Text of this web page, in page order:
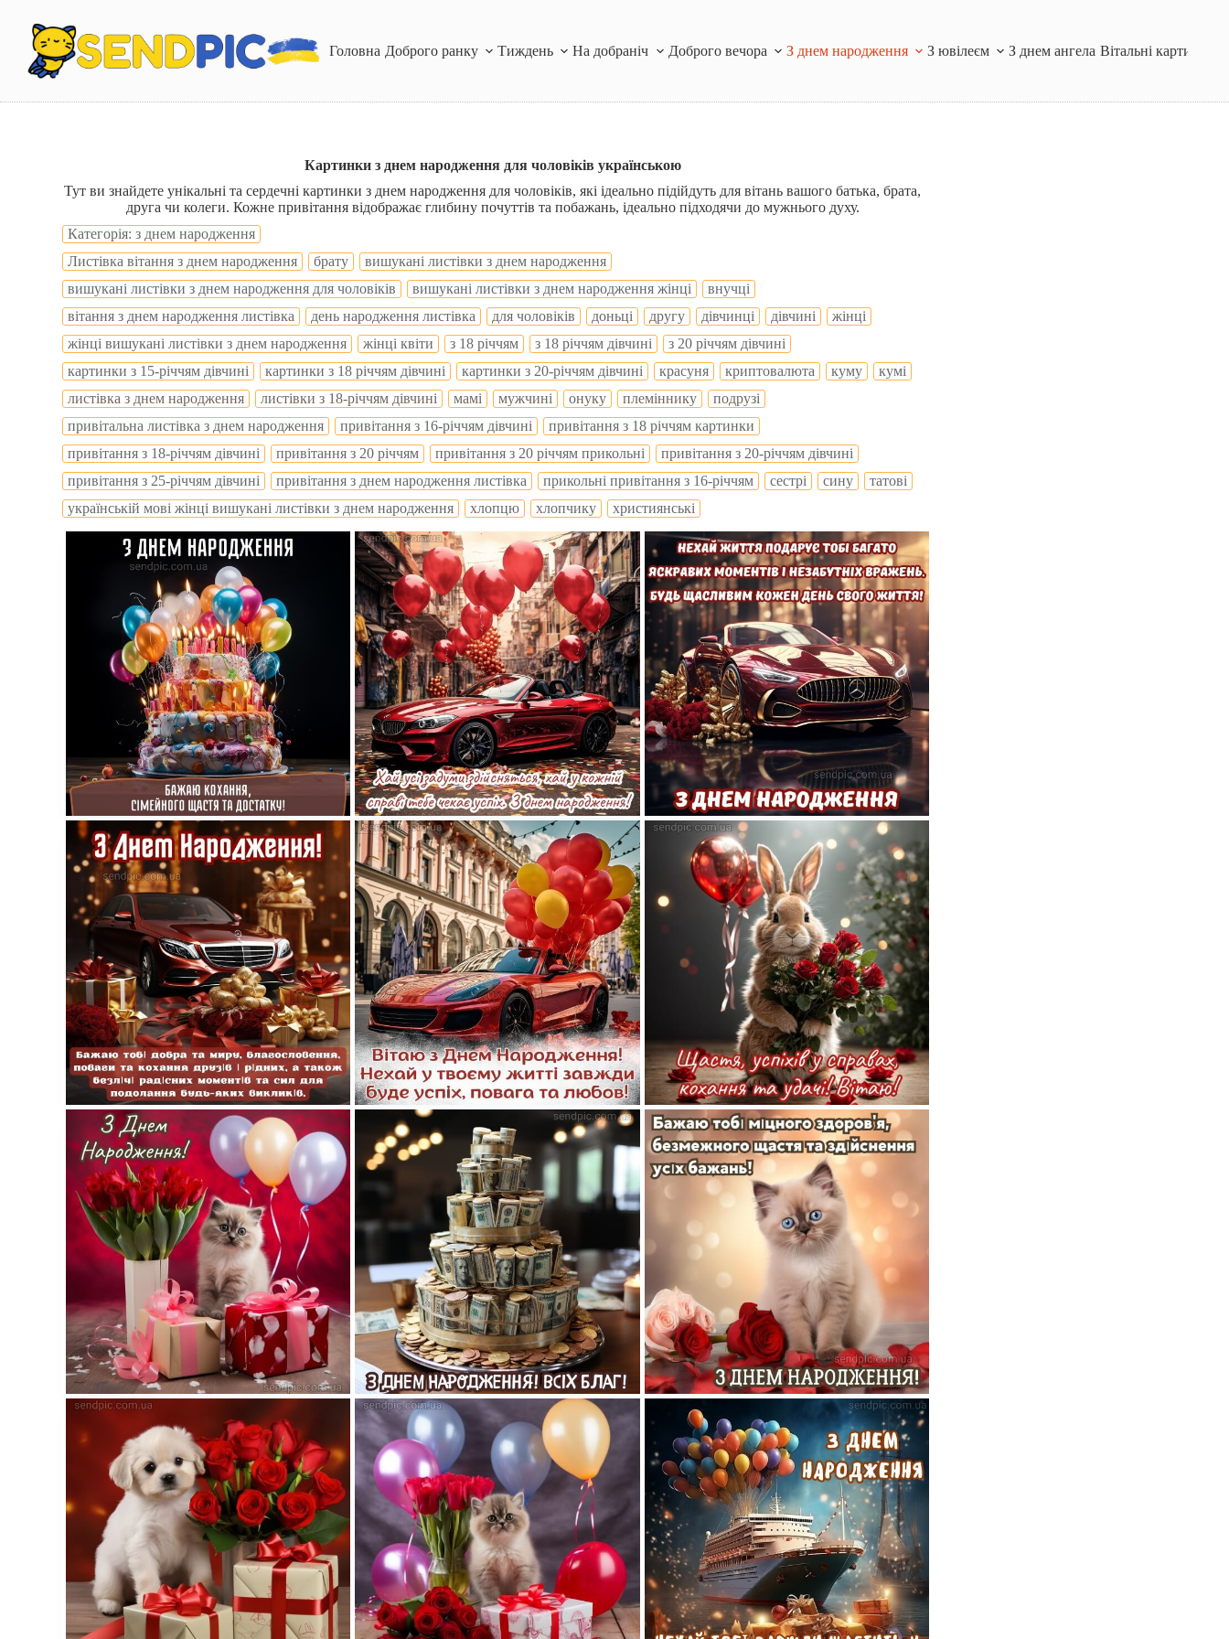
т
Головна Доброго ранку Тиждень На добраніч Доброго вечора З днем народження З ювілеєм З днем ангела Вітальні картинки і
Картинки з днем народження для чоловіків українською
Тут ви знайдете унікальні та сердечні картинки з днем народження для чоловіків, які ідеально підійдуть для вітань вашого батька, брата,
друга чи колеги. Кожне привітання відображає глибину почуттів та побажань, ідеально підходячи до мужнього духу.
Категорія: з днем народження
Листівка вітання з днем народження
брату
вишукані листівки з днем народження
вишукані листівки з днем народження для чоловіків
вишукані листівки з днем народження жінці
внучці
вітання з днем народження листівка
день народження листівка для чоловіків доньці другу дівчинці дівчині
жінці
жінці вишукані листівки з днем народження
жінці квіти з 18 річчям з 18 річчям дівчині
з 20 річчям дівчині
картинки з 15-річчям дівчині
картинки з 18 річчям дівчині картинки з 20-річчям дівчині красуня криптовалюта куму
кумі
листівка з днем народження
листівки з 18-річчям дівчині мамі мужчині онуку племіннику
подрузі
привітальна листівка з днем народження
привітання з 16-річчям дівчині
привітання з 18 річчям картинки
привітання з 18-річчям дівчині
привітання з 20 річчям привітання з 20 річчям прикольні
привітання з 20-річчям дівчині
привітання з 25-річчям дівчині
привітання з днем народження листівка прикольні привітання з 16-річчям сестрі сину
татові
українській мові жінці вишукані листівки з днем народження
хлопцю хлопчику християнські